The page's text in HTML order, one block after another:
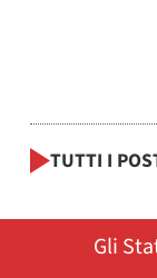
TUTTI I
Gli